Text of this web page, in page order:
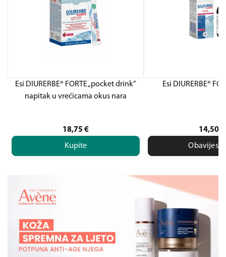
Esi DIURERBE® FORTE „pocket drink”
napitak u vrećicama okus nara
18,75 €
Kupite
Esi DIURERBE®
14,50
Obavijesti